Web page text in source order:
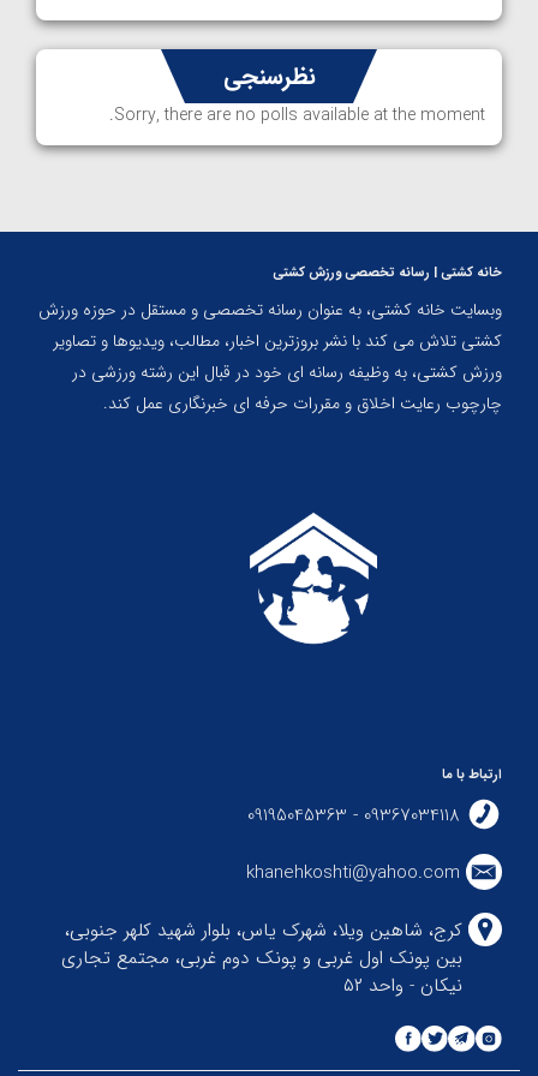
نظرسنجی
Sorry, there are no polls available at the moment.
خانه کشتی | رسانه تخصصی ورزش کشتی
وبسایت خانه کشتی، به عنوان رسانه تخصصی و مستقل در حوزه ورزش
کشتی تلاش می کند با نشر بروزترین اخبار، مطالب، ویدیوها و تصاویر
ورزش کشتی، به وظیفه رسانه ای خود در قبال این رشته ورزشی در
چارچوب رعایت اخلاق و مقررات حرفه ای خبرنگاری عمل کند.
ارتباط با ما
09367034118 - 09195045363
khanehkoshti@yahoo.com
کرج، شاهین ویلا، شهرک یاس، بلوار شهید کلهر جنوبی،
بین پونک اول غربی و پونک دوم غربی، مجتمع تجاری
نیکان - واحد ۵۲